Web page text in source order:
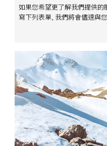
如果您希望更了解我們提供
寫下列表單, 我們將會儘速與